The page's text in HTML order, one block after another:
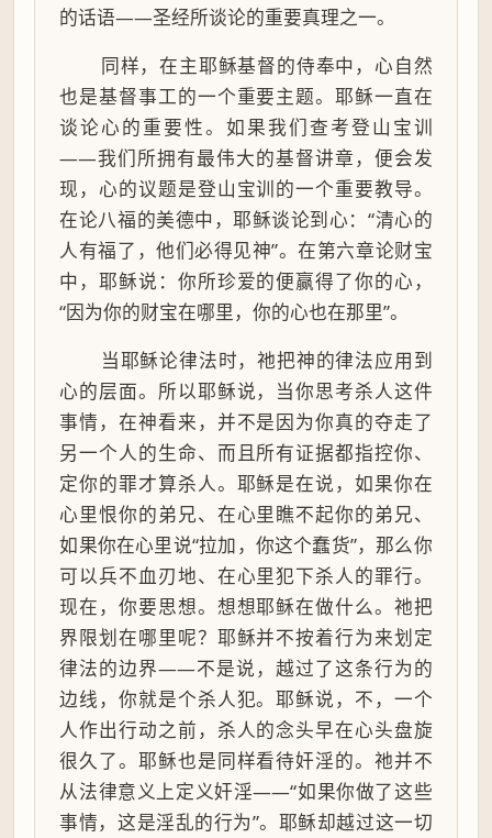
的话语——圣经所谈论的重要真理之一。
同样，在主耶稣基督的侍奉中，心自然
也是基督事工的一个重要主题。耶稣一直在
谈论心的重要性。如果我们查考登山宝训
——我们所拥有最伟大的基督讲章，便会发
现，心的议题是登山宝训的一个重要教导。
在论八福的美德中，耶稣谈论到心：“清心的
人有福了，他们必得见神”。在第六章论财宝
中，耶稣说：你所珍爱的便赢得了你的心，
“因为你的财宝在哪里，你的心也在那里”。
当耶稣论律法时，祂把神的律法应用到
心的层面。所以耶稣说，当你思考杀人这件
事情，在神看来，并不是因为你真的夺走了
另一个人的生命、而且所有证据都指控你、
定你的罪才算杀人。耶稣是在说，如果你在
心里恨你的弟兄、在心里瞧不起你的弟兄、
如果你在心里说“拉加，你这个蠢货”，那么你
可以兵不血刃地、在心里犯下杀人的罪行。
现在，你要思想。想想耶稣在做什么。祂把
界限划在哪里呢？耶稣并不按着行为来划定
律法的边界——不是说，越过了这条行为的
边线，你就是个杀人犯。耶稣说，不，一个
人作出行动之前，杀人的念头早在心头盘旋
很久了。耶稣也是同样看待奸淫的。祂并不
从法律意义上定义奸淫——“如果你做了这些
事情，这是淫乱的行为”。耶稣却越过这一切